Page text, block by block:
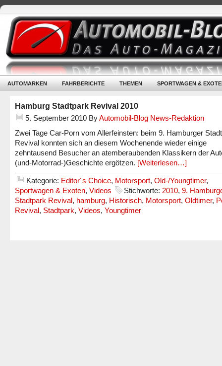
AUTOMARKEN FAHRBERICHTE THEMEN SPORTWAGEN &
Hamburg Stadtpark Revival 2010
5. September 2010 ByAutomobil-Blog News-Redaktion
Zwei Tage Car-Porn vom Allerfeinsten: beim 9. Hamburger
Revival konnten sich an diesem Wochenende wieder einige
zehntausend Besucher an atemberaubenden Klassikern der
(und-Motorrad-)Geschichte ergötzen. [Weiterlesen…]
Kategorie: Editor´s Choice, Motorsport, Old-/Youngtimer,
Sportwagen & Exoten, Videos Stichworte: 2010, 9.
Stadtpark Revival, hamburg, Historisch, Motorsport, Oldtimer,
Revival, Stadtpark, Videos, Youngtimer